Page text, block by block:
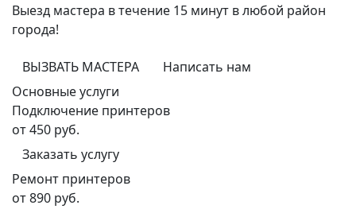
Выезд мастера в течение 15 минут в любой район
города!
ВЫЗВАТЬ МАСТЕРА
Написать нам
Основные услуги
Подключение принтеров
от 450 руб.
Заказать услугу
Ремонт принтеров
от 890 руб.